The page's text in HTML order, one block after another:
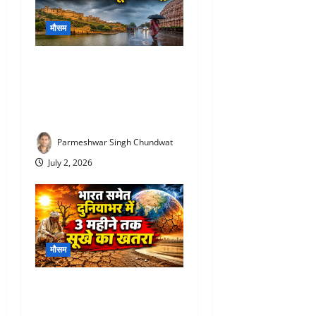
मौसम
Parmeshwar Singh Chundwat
July 2, 2026
मौसम